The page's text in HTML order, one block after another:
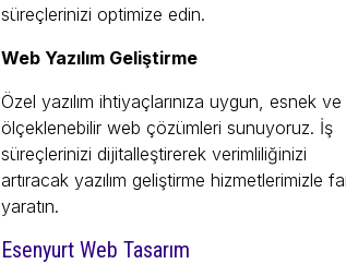
süreçlerinizi optimize edin.
Web Yazılım Geliştirme
Özel yazılım ihtiyaçlarınıza uygun, esnek ve
ölçeklenebilir web çözümleri sunuyoruz. İş
süreçlerinizi dijitalleştirerek verimliliğinizi
artıracak yazılım geliştirme hizmetlerimizle
yaratın.
Esenyurt Web Tasarım